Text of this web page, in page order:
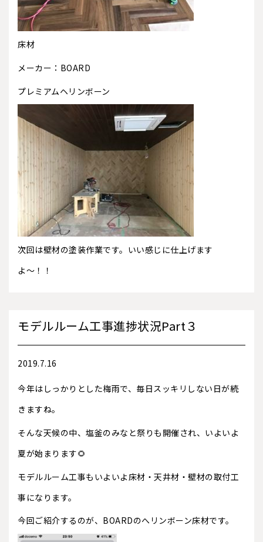
床材
メーカー：BOARD
プレミアムヘリンボーン
次回は壁材の塗装作業です。いい感じに仕上げます
よ〜！！
モデルルーム工事進捗状況Part３
2019.7.16
今年はしっかりとした梅雨で、毎日スッキリしない日が続
きますね。
そんな天候の中、塩釜のみなと祭りも開催され、いよいよ
夏が始まります🌻
モデルルーム工事もいよいよ床材・天井材・壁材の取付工
事になります。
今回ご紹介するのが、BOARDのへリンボーン床材です。